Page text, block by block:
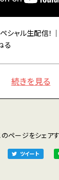
シャル生配信！
る
続きを見る
のページをシェア
ツイート